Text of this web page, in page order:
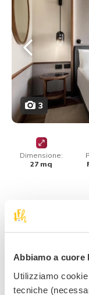
Abbiamo a cuore
Utilizziamo
tecniche
3
Dimensione:
27 mq
Le raffinate
unico conletto
con boxdocciae